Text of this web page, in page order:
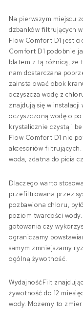
Na pierwszym miejscu
dzbanków filtrujących
Flow Comfort D1 jest
Comfort D1 podobnie
blatem z tą różnicą, że
nam dostarczana
zainstalować obok
oczyszcza wodę z
znajdują się w
oczyszczoną wodę o
krystalicznie czystą i
Flow Comfort D1 nie
akcesoriów filtrujących.
woda, zdatna do picia
Dlaczego warto
przefiltrowana przez
pozbawiona chloru,
poziom twardości
gotowania czy
ograniczamy
samym zmniejszamy
ogólną żywotność.
WydajnośćFilt
żywotność do 12
wody. Możemy to